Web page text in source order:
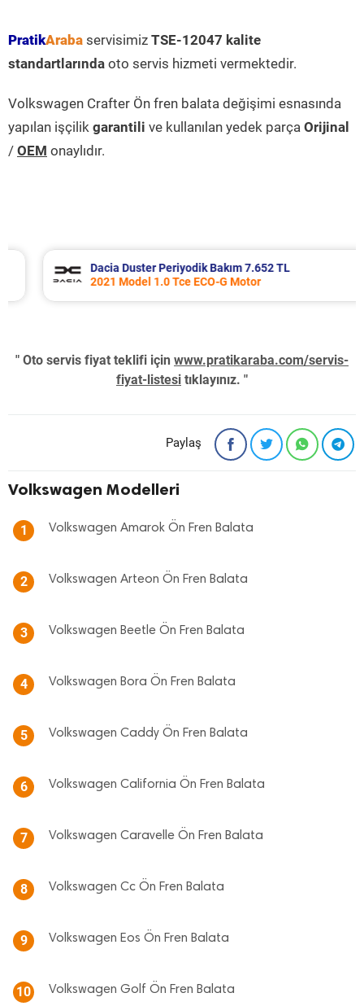
PratikAraba servisimiz TSE-12047 kalite
standartlarında oto servis hizmeti vermektedir.
Volkswagen Crafter Ön fren balata değişimi esnasında
yapılan işçilik garantili ve kullanılan yedek parça Orijinal
/ OEM onaylıdır.
Dacia Duster Periyodik Bakım 7.652 TL
2021 Model 1.0 Tce ECO-G Motor
" Oto servis fiyat teklifi için www.pratikaraba.com/servis-
fiyat-listesi tıklayınız. "
Paylaş
Volkswagen Modelleri
1 Volkswagen Amarok Ön Fren Balata
2 Volkswagen Arteon Ön Fren Balata
3 Volkswagen Beetle Ön Fren Balata
4 Volkswagen Bora Ön Fren Balata
5 Volkswagen Caddy Ön Fren Balata
6 Volkswagen California Ön Fren Balata
7 Volkswagen Caravelle Ön Fren Balata
8 Volkswagen Cc Ön Fren Balata
9 Volkswagen Eos Ön Fren Balata
10 Volkswagen Golf Ön Fren Balata